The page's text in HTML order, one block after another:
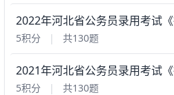
2022年河北省公务员录用考试
5积分 | 共130题
2021年河北省公务员录用考试
5积分 | 共130题